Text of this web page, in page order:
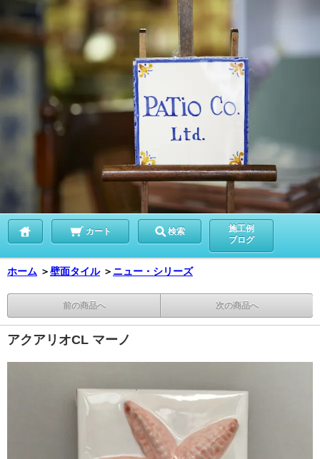
カート 検索
施工例
ブログ
ホーム ＞壁面タイル ＞ ニュー・シリーズ
前の商品へ 次の商品へ
アクアリオCL マーノ